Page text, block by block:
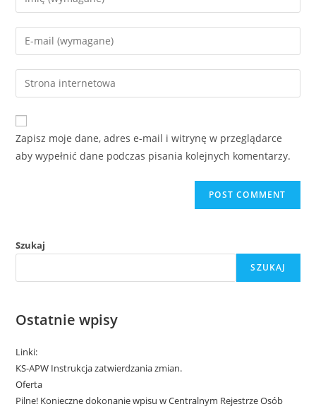
Zapisz moje dane, adres e-mail i witrynę w przeglądarce
aby wypełnić dane podczas pisania kolejnych komentarzy.
Szukaj
SZUKAJ
Ostatnie wpisy
Linki:
KS-APW Instrukcja zatwierdzania zmian.
Oferta
Pilne! Konieczne dokonanie wpisu w Centralnym Rejestrze Osób